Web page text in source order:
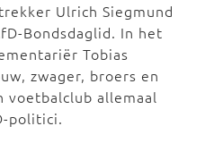
Ulrich Siegmund
Bondsdaglid. In het
Tobias
zwager, broers en
voetbalclub allemaal
politici.